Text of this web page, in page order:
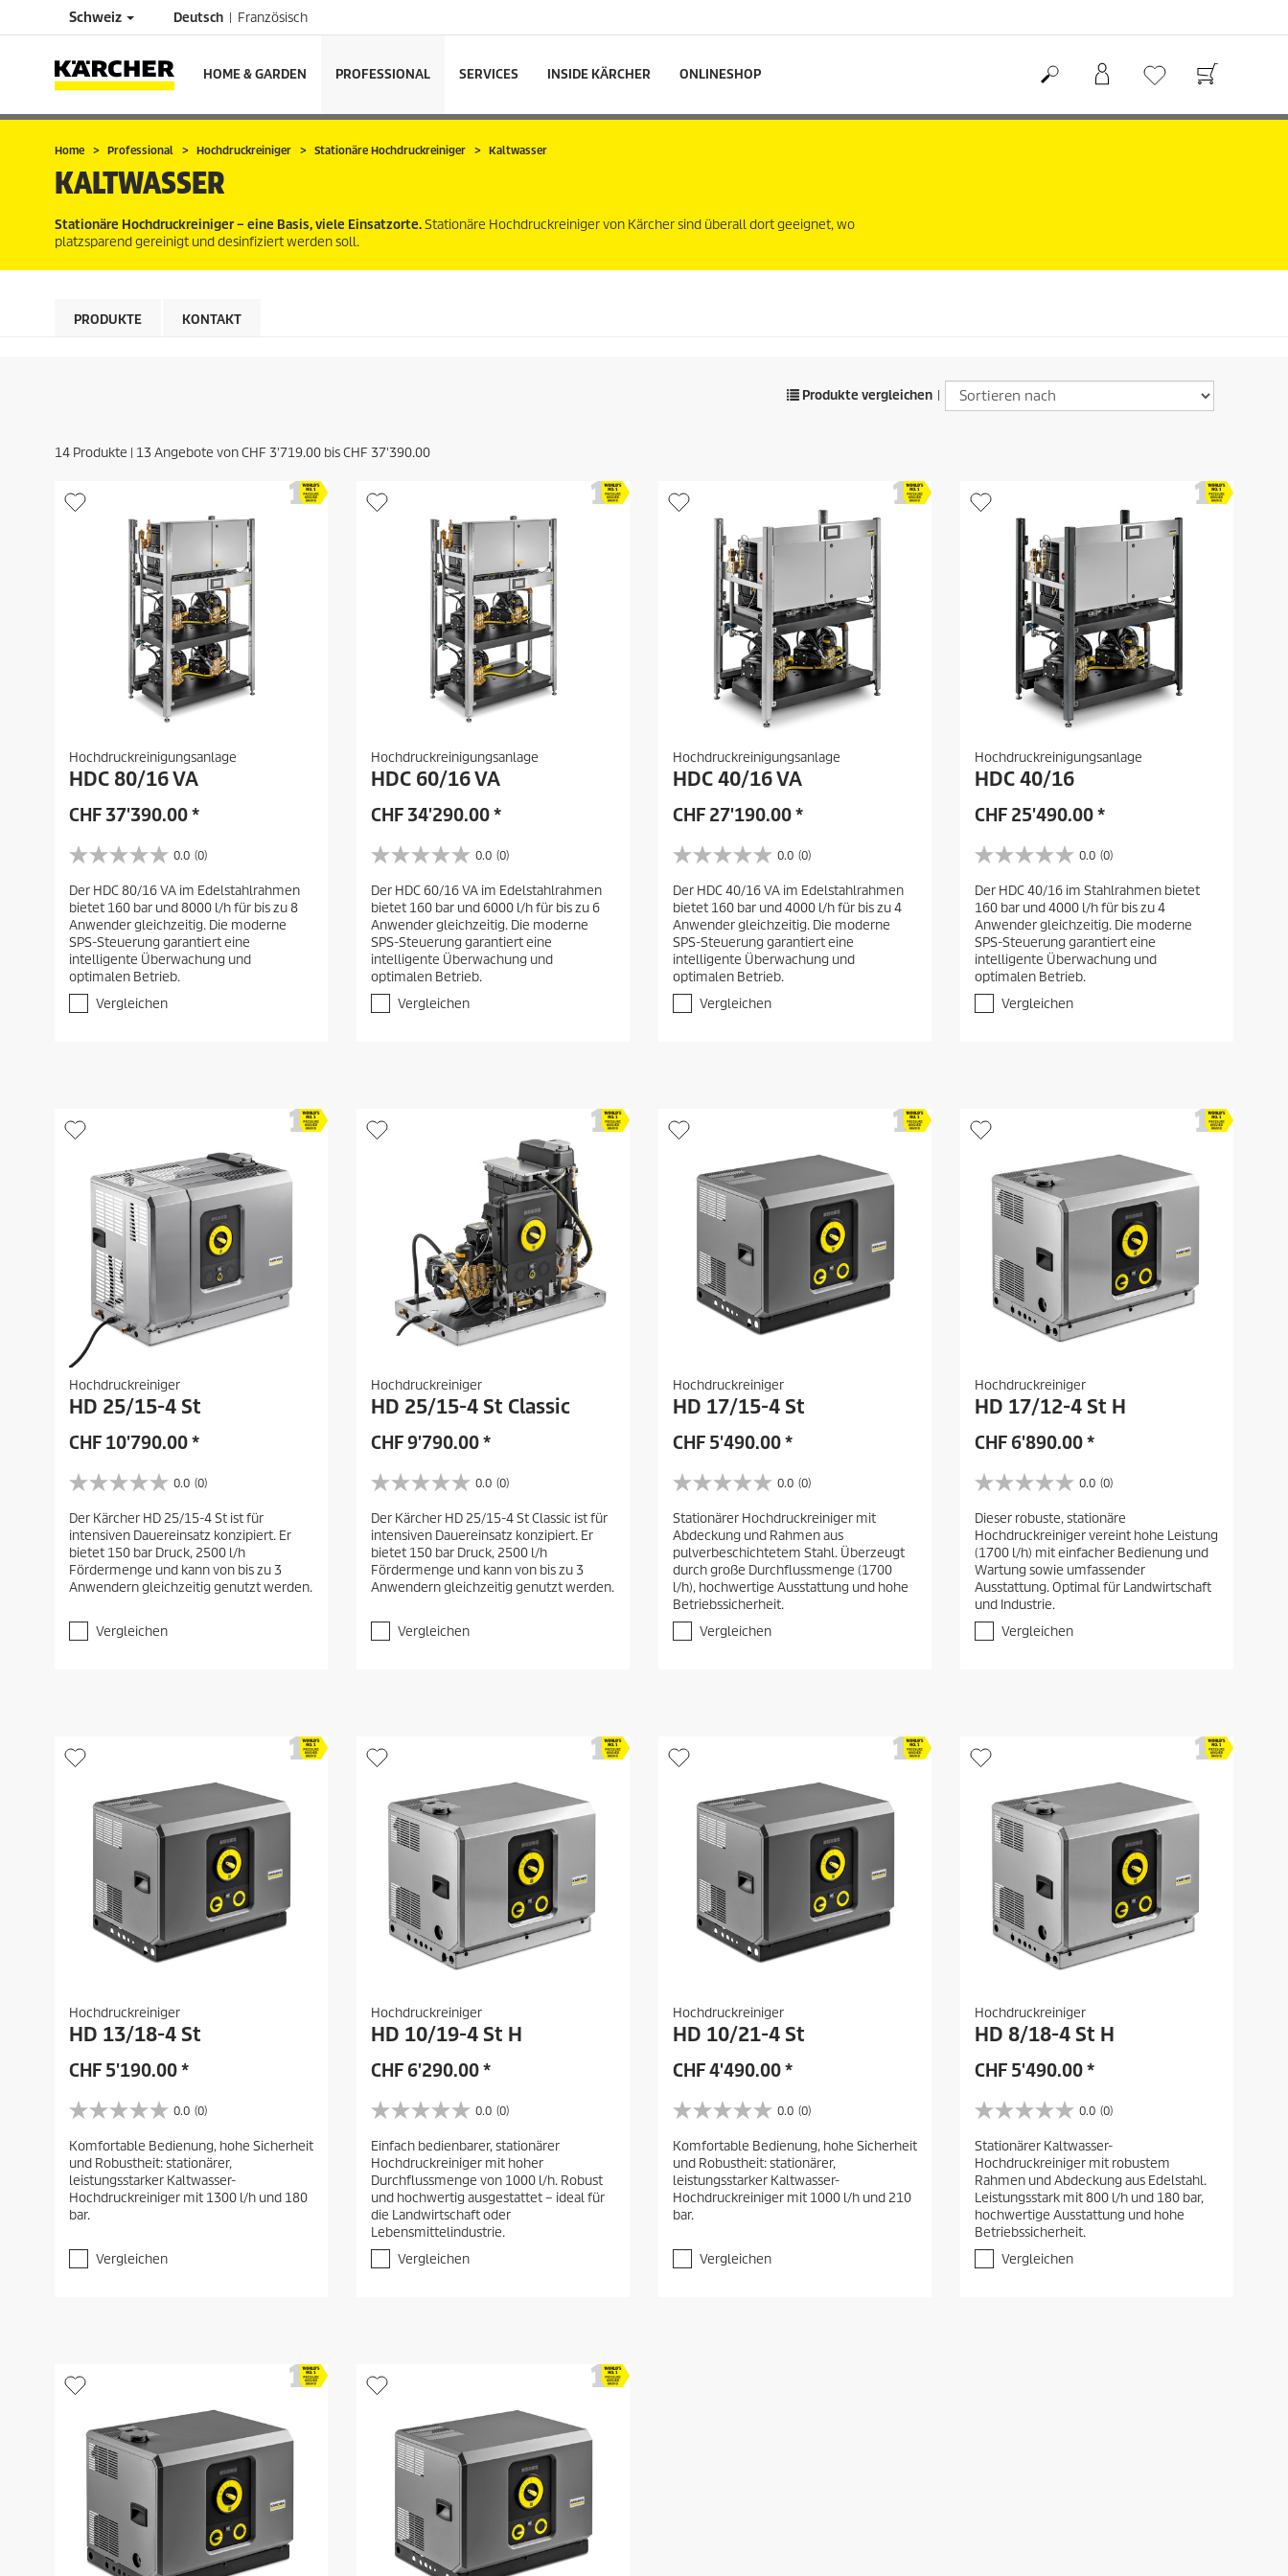
Schweiz Deutsch Französisch
HOME & GARDEN PROFESSIONAL SERVICES INSIDE KÄRCHER ONLINESHOP
Home Professional Hochdruckreiniger Stationäre Hochdruckreiniger Kaltwasser
KALTWASSER
Stationäre Hochdruckreiniger – eine Basis, viele Einsatzorte.Stationäre Hochdruckreiniger von Kärcher sind überall dort geeignet, wo
platzsparend gereinigt und desinfiziert werden soll.
PRODUKTE KONTAKT
Produkte vergleichen |
14 Produkte | 13 Angebote vonCHF 3'719.00 bisCHF 37'390.00
Hochdruckreinigungsanlage
HDC 80/16 VA
CHF 37'390.00*
0.0 (0)
0
0
v
o
n
5
S
e
Der HDC 80/16 VA im Edelstahlrahmen
bietet 160 bar und 8000 l/h für bis zu 8
Anwender gleichzeitig. Die moderne
SPS-Steuerung garantiert eine
intelligente Überwachung und
optimalen Betrieb.
Vergleichen
Hochdruckreinigungsanlage
HDC 60/16 VA
CHF 34'290.00*
0.0 (0)
0
0
v
o
n
5
S
e
Der HDC 60/16 VA im Edelstahlrahmen
bietet 160 bar und 6000 l/h für bis zu 6
Anwender gleichzeitig. Die moderne
SPS-Steuerung garantiert eine
intelligente Überwachung und
optimalen Betrieb.
Vergleichen
Hochdruckreinigungsanlage
HDC 40/16 VA
CHF 27'190.00*
0.0 (0)
0
0
v
o
n
5
S
e
Der HDC 40/16 VA im Edelstahlrahmen
bietet 160 bar und 4000 l/h für bis zu 4
Anwender gleichzeitig. Die moderne
SPS-Steuerung garantiert eine
intelligente Überwachung und
optimalen Betrieb.
Vergleichen
Hochdruckreinigungsanlage
HDC 40/16
CHF 25'490.00*
0.0 (0)
0
0
v
o
n
5
S
e
Der HDC 40/16 im Stahlrahmen bietet
160 bar und 4000 l/h für bis zu 4
Anwender gleichzeitig. Die moderne
SPS-Steuerung garantiert eine
intelligente Überwachung und
optimalen Betrieb.
Vergleichen
Hochdruckreiniger
HD 25/15-4 St
CHF 10'790.00*
0.0 (0)
0
0
v
o
n
5
e
Der Kärcher HD 25/15-4 St ist für
intensiven Dauereinsatz konzipiert. Er
bietet 150 bar Druck, 2500 l/h
Fördermenge und kann von bis zu 3
Anwendern gleichzeitig genutzt werden.
Vergleichen
Hochdruckreiniger
HD 25/15-4 St Classic
CHF9'790.00*
0.0 (0)
0
0
v
o
n
5
e
Der Kärcher HD 25/15-4 St Classic ist für
intensiven Dauereinsatz konzipiert. Er
bietet 150 bar Druck, 2500 l/h
Fördermenge und kann von bis zu 3
Anwendern gleichzeitig genutzt werden.
Vergleichen
Hochdruckreiniger
HD 17/15-4 St
CHF 5'490.00*
0.0 (0)
0
0
v
o
n
5
S
e
Stationärer Hochdruckreiniger mit
Abdeckung und Rahmen aus
pulverbeschichtetem Stahl. Überzeugt
durch große Durchflussmenge (1700
l/h), hochwertige Ausstattung und hohe
Betriebssicherheit.
Vergleichen
Hochdruckreiniger
HD 17/12-4 St H
CHF 6'890.00*
0.0 (0)
0
0
v
o
n
5
S
e
Dieser robuste, stationäre
Hochdruckreiniger vereint hohe Leistung
(1700 l/h) mit einfacher Bedienung und
Wartung sowie umfassender
Ausstattung. Optimal für Landwirtschaft
und Industrie.
Vergleichen
Hochdruckreiniger
HD 13/18-4 St
CHF 5'190.00*
0.0 (0)
0
0
v
o
n
5
e
Komfortable Bedienung, hohe Sicherheit
und Robustheit: stationärer,
leistungsstarker Kaltwasser-
Hochdruckreiniger mit 1300 l/h und 180
bar.
Vergleichen
Hochdruckreiniger
HD 10/19-4 St H
CHF 6'290.00*
0.0 (0)
0
0
v
o
n
5
S
e
Einfach bedienbarer, stationärer
Hochdruckreiniger mit hoher
Durchflussmenge von 1000 l/h. Robust
und hochwertig ausgestattet – ideal für
die Landwirtschaft oder
Lebensmittelindustrie.
Vergleichen
Hochdruckreiniger
HD 10/21-4 St
CHF4'490.00*
0.0 (0)
0
0
v
o
n
5
e
Komfortable Bedienung, hohe Sicherheit
und Robustheit: stationärer,
leistungsstarker Kaltwasser-
Hochdruckreiniger mit 1000 l/h und 210
bar.
Vergleichen
Hochdruckreiniger
HD 8/18-4 St H
CHF 5'490.00*
0.0 (0)
0
0
v
o
n
5
S
e
Stationärer Kaltwasser-
Hochdruckreiniger mit robustem
Rahmen und Abdeckung aus Edelstahl.
Leistungsstark mit 800 l/h und 180 bar,
hochwertige Ausstattung und hohe
Betriebssicherheit.
Vergleichen